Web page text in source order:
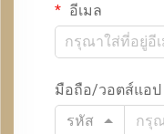
อีเมล
มือถือ/วอตส์แอป
รหัส